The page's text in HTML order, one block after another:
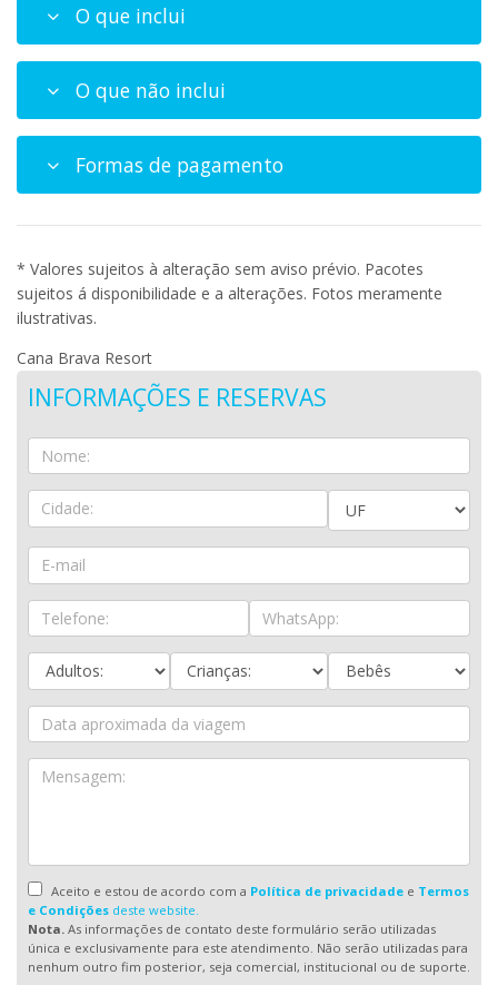
O que inclui
O que não inclui
Formas de pagamento
* Valores sujeitos à alteração sem aviso prévio. Pacotes
sujeitos á disponibilidade e a alterações. Fotos meramente
ilustrativas.
Cana Brava Resort
INFORMAÇÕES E RESERVAS
Aceito e estou de acordo com a Política de privacidadee Termos
e Condições deste website.
Nota. As informações de contato deste formulário serão utilizadas
única e exclusivamente para este atendimento. Não serão utilizadas para
nenhum outro fim posterior, seja comercial, institucional ou de suporte.